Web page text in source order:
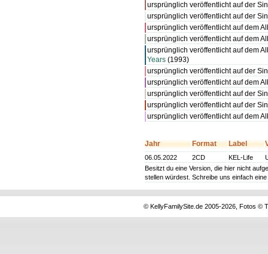
ursprünglich veröffentlicht auf der
ursprünglich veröffentlicht auf der
ursprünglich veröffentlicht auf dem
ursprünglich veröffentlicht auf dem
ursprünglich veröffentlicht auf dem
Years (1993)
ursprünglich veröffentlicht auf der
ursprünglich veröffentlicht auf dem
ursprünglich veröffentlicht auf der
ursprünglich veröffentlicht auf der
ursprünglich veröffentlicht auf dem
Jahr Format Label
06.05.2022 2CD KEL-Life
Besitzt du eine Version, die hier nicht
stellen würdest. Schreibe uns einfach eine
© KellyFamilySite.de 2005-2026, Fotos ©